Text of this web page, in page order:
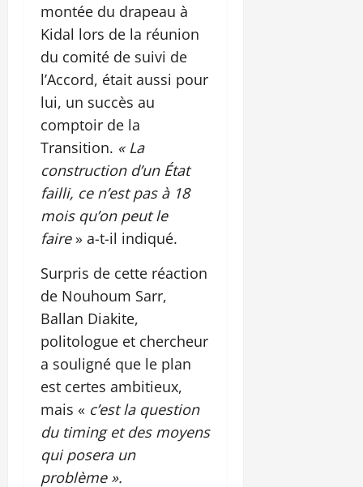
montée du drapeau à
Kidal lors de la réunion
du comité de suivi de
l’Accord, était aussi pour
lui, un succès au
comptoir de la
Transition. « La
construction d’un État
failli, ce n’est pas à 18
mois qu’on peut le
faire» a-t-il indiqué.
Surpris de cette réaction
de Nouhoum Sarr,
Ballan Diakite,
politologue et chercheur
a souligné que le plan
est certes ambitieux,
mais « c’est la question
du timing et des moyens
qui posera un
problème ».